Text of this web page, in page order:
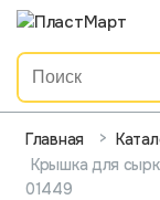
Главная >
Крышка для
01449